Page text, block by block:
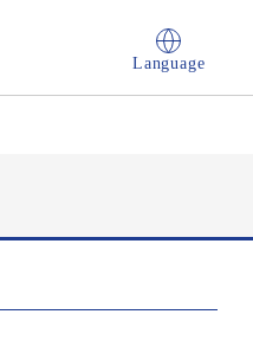
Language